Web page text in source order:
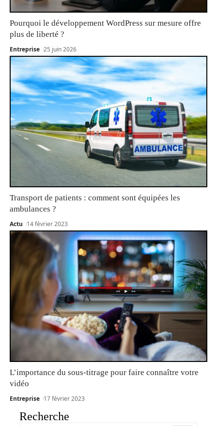
Pourquoi le développement WordPress sur mesure offre
plus de liberté ?
Entreprise 25 juin 2026
Transport de patients : comment sont équipées les
ambulances ?
Actu 14 février 2023
L’importance du sous-titrage pour faire connaître votre
vidéo
Entreprise 17 février 2023
Recherche